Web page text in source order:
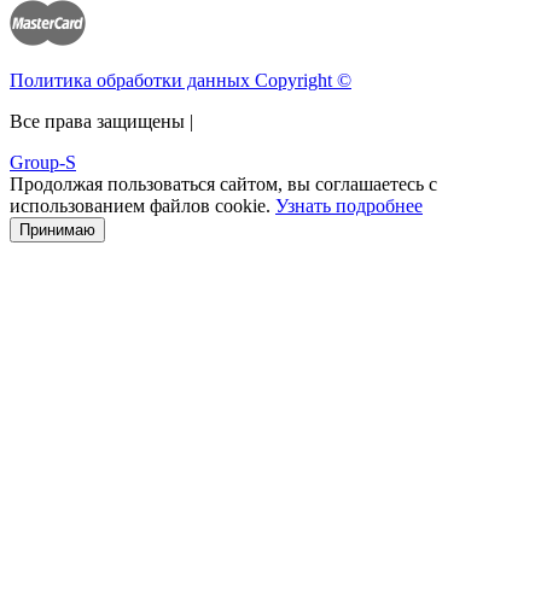
Политика обработки данных Copyright ©
Все права защищены |
Group-S
Продолжая пользоваться сайтом, вы соглашаетесь с
использованием файлов cookie. Узнать подробнее
Принимаю